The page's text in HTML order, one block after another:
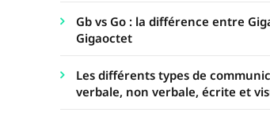
Gb vs Go : la différence entre
Gigaoctet
Les différents types de
verbale, non verbale, écrite et